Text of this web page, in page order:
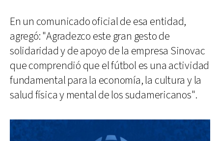
En un comunicado oficial de esa entidad,
agregó: "Agradezco este gran gesto de
solidaridad y de apoyo de la empresa Sinovac
que comprendió que el fútbol es una actividad
fundamental para la economía, la cultura y la
salud física y mental de los sudamericanos".